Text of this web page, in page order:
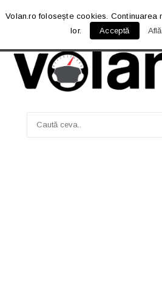
Volan.ro folosește cookies. Continuarea
lor.
Acceptă